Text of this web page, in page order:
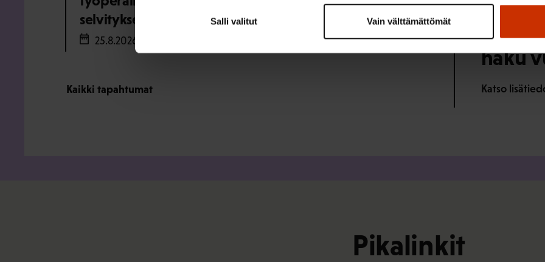
Vain välttämättömät
Salli valitut
selvityksen julkaisu
25.8.2026
Kaikki tapahtumat
1.8.2026
haku
Katso
Pikalinkit